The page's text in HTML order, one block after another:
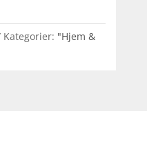
Kategorier: "Hjem &